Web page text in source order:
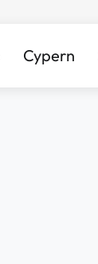
Cypern